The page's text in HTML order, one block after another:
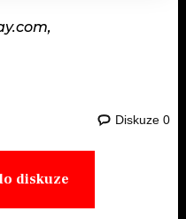
Diskuze 0
diskuze